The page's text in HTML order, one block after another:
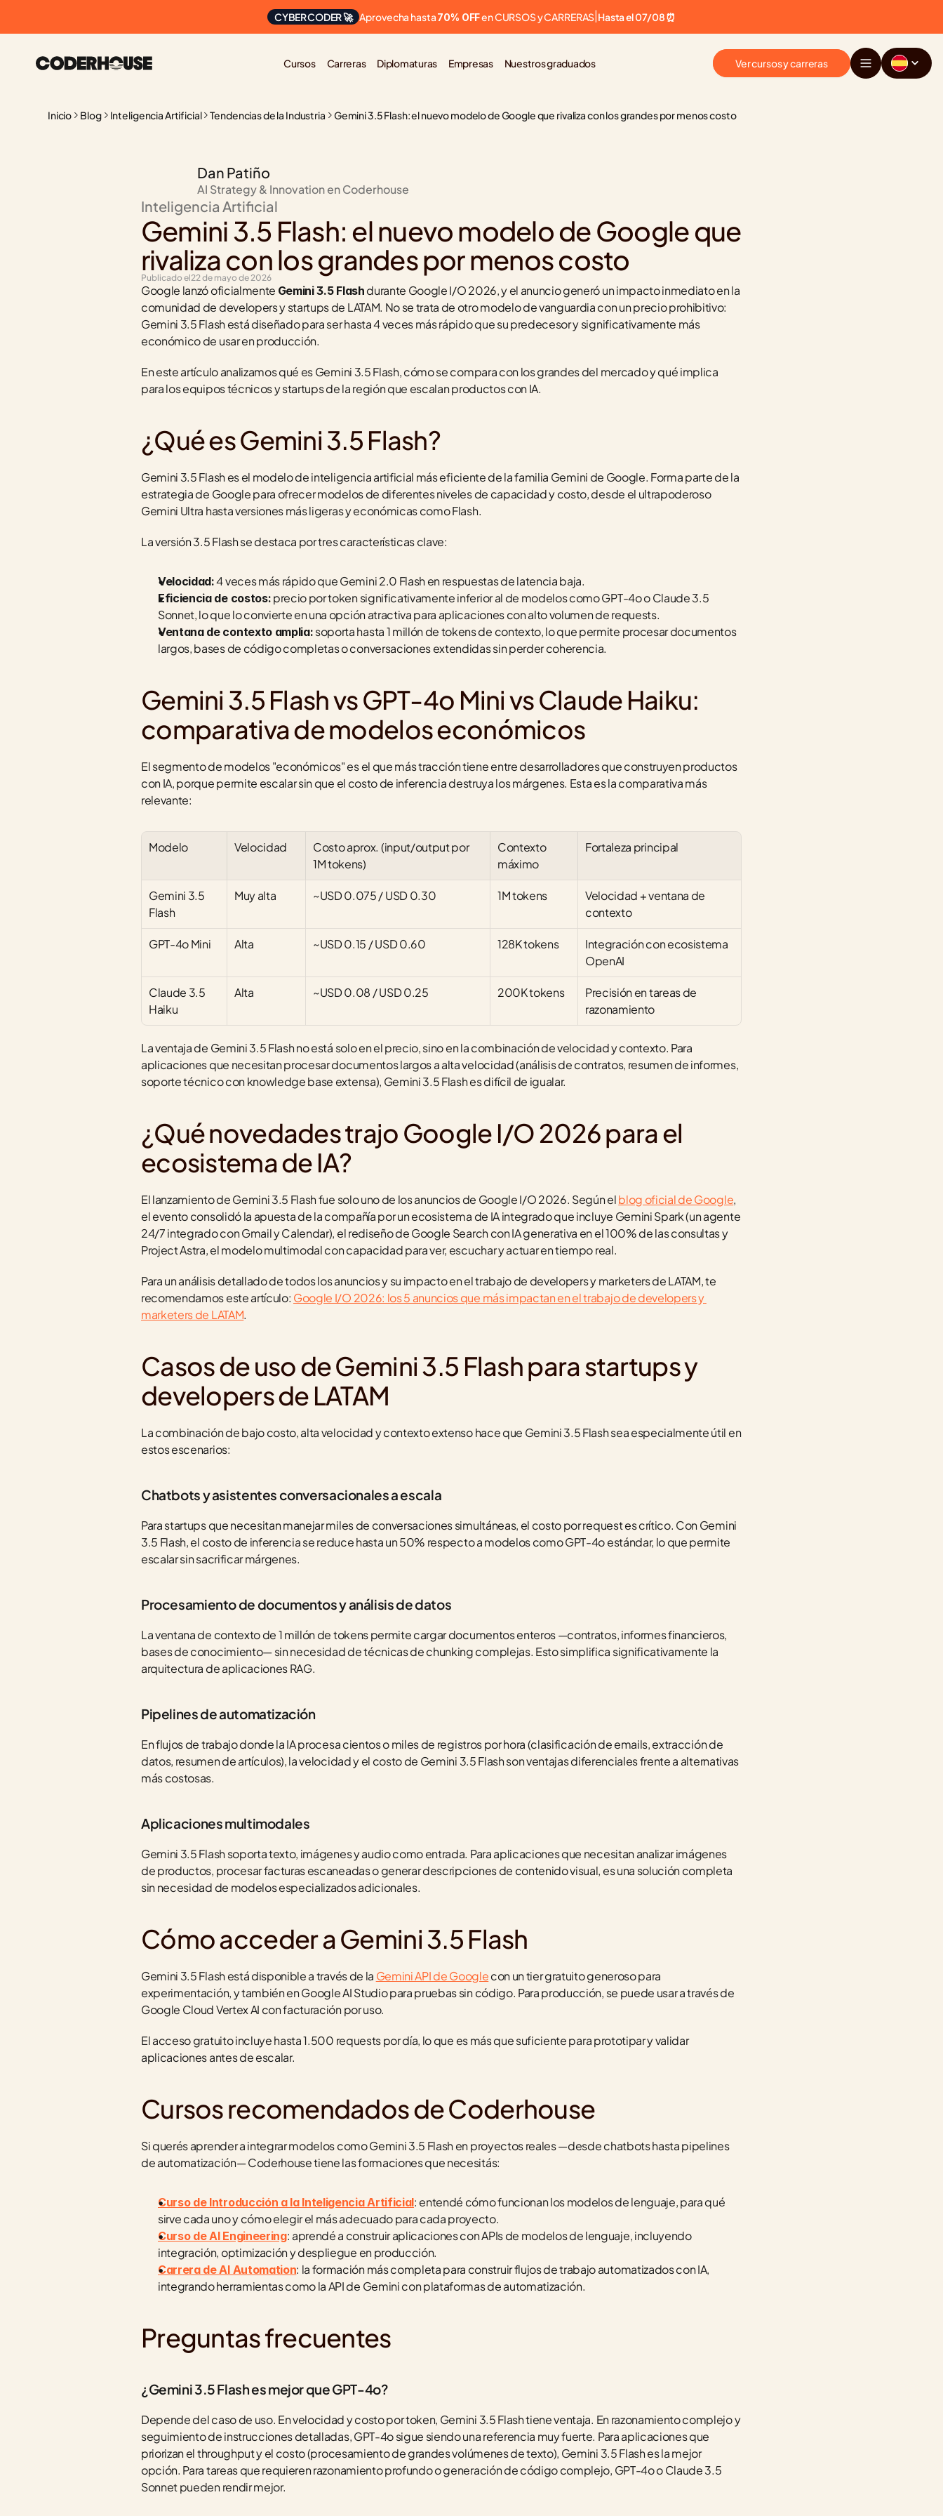
CYBER CODER 🚀 Aprovecha hasta 70% OFF en CURSOS y CARRERAS Hasta el 07/08 ⏰
Cursos Carreras Diplomaturas Empresas Nuestros graduados Ver cursos y carreras
Inicio Blog Inteligencia Artificial Tendencias de la Industria Gemini 3.5 Flash: el nuevo modelo de Google que rivaliza con los grandes por menos costo
Dan Patiño
AI Strategy & Innovation en Coderhouse
Inteligencia Artificial
Gemini 3.5 Flash: el nuevo modelo de Google que
rivaliza con los grandes por menos costo
Publicado el22 de mayo de 2026
Google lanzó oficialmente Gemini 3.5 Flash durante Google I/O 2026, y el anuncio generó un impacto inmediato en la
comunidad de developers y startups de LATAM. No se trata de otro modelo de vanguardia con un precio prohibitivo:
Gemini 3.5 Flash está diseñado para ser hasta 4 veces más rápido que su predecesor y significativamente más
económico de usar en producción.
En este artículo analizamos qué es Gemini 3.5 Flash, cómo se compara con los grandes del mercado y qué implica
para los equipos técnicos y startups de la región que escalan productos con IA.
¿Qué es Gemini 3.5 Flash?
Gemini 3.5 Flash es el modelo de inteligencia artificial más eficiente de la familia Gemini de Google. Forma parte de la
estrategia de Google para ofrecer modelos de diferentes niveles de capacidad y costo, desde el ultrapoderoso
Gemini Ultra hasta versiones más ligeras y económicas como Flash.
La versión 3.5 Flash se destaca por tres características clave:
Velocidad: 4 veces más rápido que Gemini 2.0 Flash en respuestas de latencia baja.
Eficiencia de costos: precio por token significativamente inferior al de modelos como GPT-4o o Claude 3.5
Sonnet, lo que lo convierte en una opción atractiva para aplicaciones con alto volumen de requests.
Ventana de contexto amplia: soporta hasta 1 millón de tokens de contexto, lo que permite procesar documentos
largos, bases de código completas o conversaciones extendidas sin perder coherencia.
Gemini 3.5 Flash vs GPT-4o Mini vs Claude Haiku:
comparativa de modelos económicos
El segmento de modelos "económicos" es el que más tracción tiene entre desarrolladores que construyen productos
con IA, porque permite escalar sin que el costo de inferencia destruya los márgenes. Esta es la comparativa más
relevante:
Modelo Velocidad
Costo aprox. (input/output por
1M tokens)
Contexto
máximo
Fortaleza principal
Gemini 3.5
Flash
Muy alta ~USD 0.075 / USD 0.30 1M tokens
Velocidad + ventana de
contexto
GPT-4o Mini Alta ~USD 0.15 / USD 0.60 128K tokens
Integración con ecosistema
OpenAI
Claude 3.5
Haiku
Alta ~USD 0.08 / USD 0.25 200K tokens
Precisión en tareas de
razonamiento
La ventaja de Gemini 3.5 Flash no está solo en el precio, sino en la combinación de velocidad y contexto. Para
aplicaciones que necesitan procesar documentos largos a alta velocidad (análisis de contratos, resumen de informes,
soporte técnico con knowledge base extensa), Gemini 3.5 Flash es difícil de igualar.
¿Qué novedades trajo Google I/O 2026 para el
ecosistema de IA?
El lanzamiento de Gemini 3.5 Flash fue solo uno de los anuncios de Google I/O 2026. Según el blog oficial de Google,
el evento consolidó la apuesta de la compañía por un ecosistema de IA integrado que incluye Gemini Spark (un agente
24/7 integrado con Gmail y Calendar), el rediseño de Google Search con IA generativa en el 100% de las consultas y
Project Astra, el modelo multimodal con capacidad para ver, escuchar y actuar en tiempo real.
Para un análisis detallado de todos los anuncios y su impacto en el trabajo de developers y marketers de LATAM, te
recomendamos este artículo: Google I/O 2026: los 5 anuncios que más impactan en el trabajo de developers y
marketers de LATAM.
Casos de uso de Gemini 3.5 Flash para startups y
developers de LATAM
La combinación de bajo costo, alta velocidad y contexto extenso hace que Gemini 3.5 Flash sea especialmente útil en
estos escenarios:
Chatbots y asistentes conversacionales a escala
Para startups que necesitan manejar miles de conversaciones simultáneas, el costo por request es crítico. Con Gemini
3.5 Flash, el costo de inferencia se reduce hasta un 50% respecto a modelos como GPT-4o estándar, lo que permite
escalar sin sacrificar márgenes.
Procesamiento de documentos y análisis de datos
La ventana de contexto de 1 millón de tokens permite cargar documentos enteros —contratos, informes financieros,
bases de conocimiento— sin necesidad de técnicas de chunking complejas. Esto simplifica significativamente la
arquitectura de aplicaciones RAG.
Pipelines de automatización
En flujos de trabajo donde la IA procesa cientos o miles de registros por hora (clasificación de emails, extracción de
datos, resumen de artículos), la velocidad y el costo de Gemini 3.5 Flash son ventajas diferenciales frente a alternativas
más costosas.
Aplicaciones multimodales
Gemini 3.5 Flash soporta texto, imágenes y audio como entrada. Para aplicaciones que necesitan analizar imágenes
de productos, procesar facturas escaneadas o generar descripciones de contenido visual, es una solución completa
sin necesidad de modelos especializados adicionales.
Cómo acceder a Gemini 3.5 Flash
Gemini 3.5 Flash está disponible a través de la Gemini API de Google con un tier gratuito generoso para
experimentación, y también en Google AI Studio para pruebas sin código. Para producción, se puede usar a través de
Google Cloud Vertex AI con facturación por uso.
El acceso gratuito incluye hasta 1.500 requests por día, lo que es más que suficiente para prototipar y validar
aplicaciones antes de escalar.
Cursos recomendados de Coderhouse
Si querés aprender a integrar modelos como Gemini 3.5 Flash en proyectos reales —desde chatbots hasta pipelines
de automatización— Coderhouse tiene las formaciones que necesitás:
Curso de Introducción a la Inteligencia Artificial: entendé cómo funcionan los modelos de lenguaje, para qué
sirve cada uno y cómo elegir el más adecuado para cada proyecto.
Curso de AI Engineering: aprendé a construir aplicaciones con APIs de modelos de lenguaje, incluyendo
integración, optimización y despliegue en producción.
Carrera de AI Automation: la formación más completa para construir flujos de trabajo automatizados con IA,
integrando herramientas como la API de Gemini con plataformas de automatización.
Preguntas frecuentes
¿Gemini 3.5 Flash es mejor que GPT-4o?
Depende del caso de uso. En velocidad y costo por token, Gemini 3.5 Flash tiene ventaja. En razonamiento complejo y
seguimiento de instrucciones detalladas, GPT-4o sigue siendo una referencia muy fuerte. Para aplicaciones que
priorizan el throughput y el costo (procesamiento de grandes volúmenes de texto), Gemini 3.5 Flash es la mejor
opción. Para tareas que requieren razonamiento profundo o generación de código complejo, GPT-4o o Claude 3.5
Sonnet pueden rendir mejor.